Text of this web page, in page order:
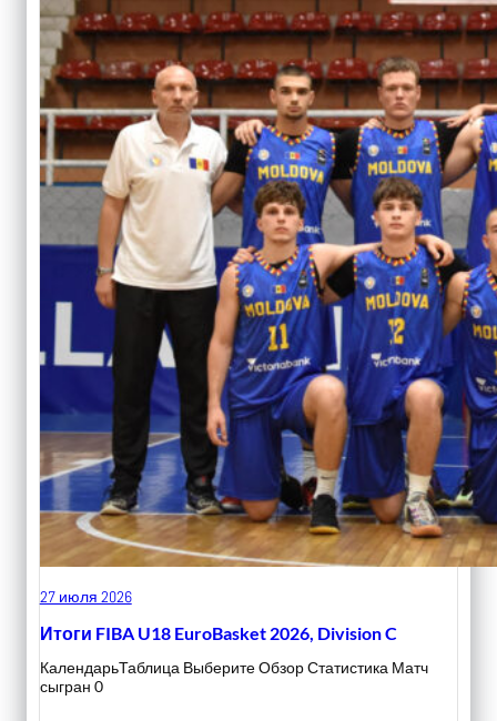
27 июля 2026
Итоги FIBA U18 EuroBasket 2026, Division C
КалендарьТаблица Выберите Обзор Статистика Матч
сыгран 0